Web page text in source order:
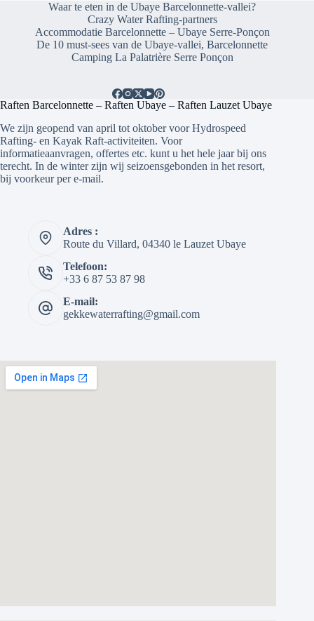
Waar te eten in de Ubaye Barcelonnette-vallei?
Crazy Water Rafting-partners
Accommodatie Barcelonnette – Ubaye Serre-Ponçon
De 10 must-sees van de Ubaye-vallei, Barcelonnette
Camping La Palatrière Serre Ponçon
Raften Barcelonnette – Raften Ubaye – Raften Lauzet Ubaye
We zijn geopend van april tot oktober voor Hydrospeed
Rafting- en Kayak Raft-activiteiten. Voor
informatieaanvragen, offertes etc. kunt u het hele jaar bij ons
terecht. In de winter zijn wij seizoensgebonden in het resort,
bij voorkeur per e-mail.
Adres :
Route du Villard, 04340 le Lauzet Ubaye
Telefoon:
+33 6 87 53 87 98
E-mail:
gekkewaterrafting@gmail.com